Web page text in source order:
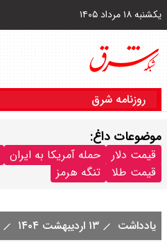
یکشنبه ۱۸ مرداد ۱۴۰۵
روزنامه شرق
موضوعات داغ:
قیمت دلار حمله آمریکا به ایران
قیمت طلا
تنگه هرمز
یادداشت ۱۳ اردیبهشت ۱۴۰۴